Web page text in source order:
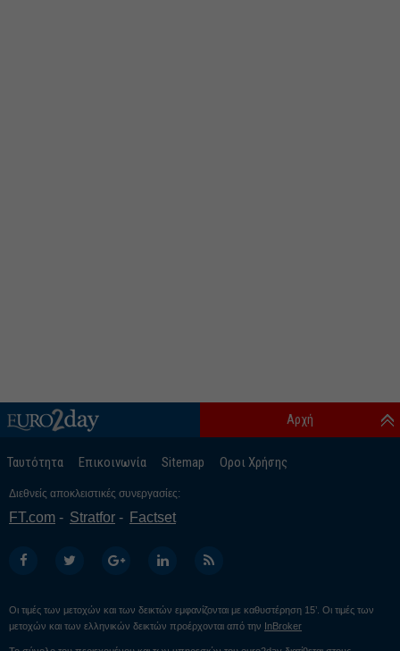
Ταυτότητα Επικοινωνία Sitemap Οροι Χρήσης
Αρχή
Διεθνείς αποκλειστικές συνεργασίες:
FT.com Stratfor Factset
Οι τιμές των μετοχών και των δεικτών εμφανίζονται με καθυστέρηση 15’. Οι τιμές των
μετοχών και των ελληνικών δεικτών προέρχονται από την InBroker